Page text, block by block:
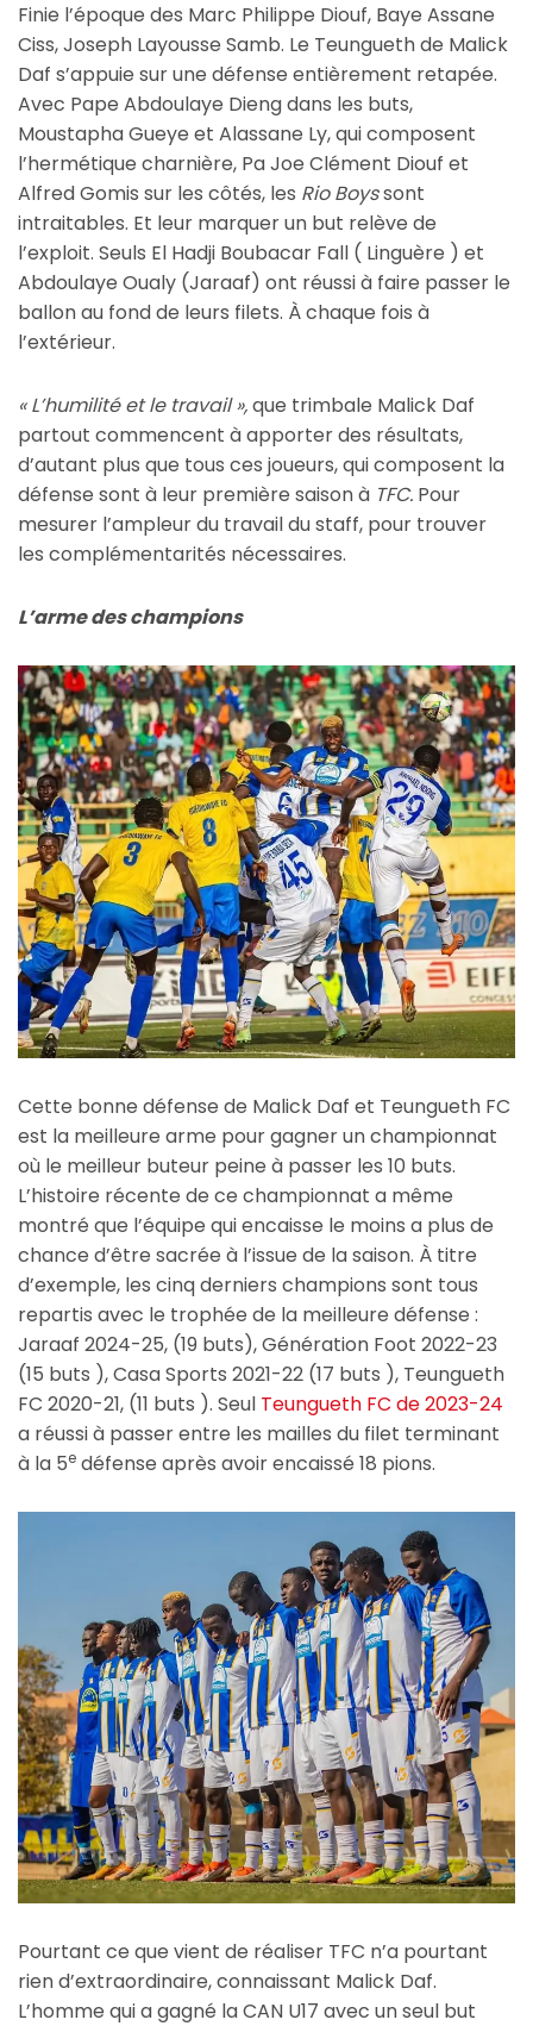
Finie l’époque des Marc Philippe Diouf, Baye Assane
Ciss, Joseph Layousse Samb. Le Teungueth de Malick
Daf s’appuie sur une défense entièrement retapée.
Avec Pape Abdoulaye Dieng dans les buts,
Moustapha Gueye et Alassane Ly, qui composent
l’hermétique charnière, Pa Joe Clément Diouf et
Alfred Gomis sur les côtés, les Rio Boyssont
intraitables. Et leur marquer un but relève de
l’exploit. Seuls El Hadji Boubacar Fall ( Linguère ) et
Abdoulaye Oualy (Jaraaf) ont réussi à faire passer le
ballon au fond de leurs filets. À chaque fois à
l’extérieur.
« L’humilité et le travail »,que trimbale Malick Daf
partout commencent à apporter des résultats,
d’autant plus que tous ces joueurs, qui composent la
défense sont à leur première saison à TFC. Pour
mesurer l’ampleur du travail du staff, pour trouver
les complémentarités nécessaires.
L’arme des champions
Cette bonne défense de Malick Daf et Teungueth FC
est la meilleure arme pour gagner un championnat
où le meilleur buteur peine à passer les 10 buts.
L’histoire récente de ce championnat a même
montré que l’équipe qui encaisse le moins a plus de
chance d’être sacrée à l’issue de la saison. À titre
d’exemple, les cinq derniers champions sont tous
repartis avec le trophée de la meilleure défense :
Jaraaf 2024-25, (19 buts), Génération Foot 2022-23
(15 buts ), Casa Sports 2021-22 (17 buts ), Teungueth
FC 2020-21, (11 buts ). Seul Teungueth FC de 2023-24
a réussi à passer entre les mailles du filet terminant
à la 5e défense après avoir encaissé 18 pions.
Pourtant ce que vient de réaliser TFC n’a pourtant
rien d’extraordinaire, connaissant Malick Daf.
L’homme qui a gagné la CAN U17 avec un seul but